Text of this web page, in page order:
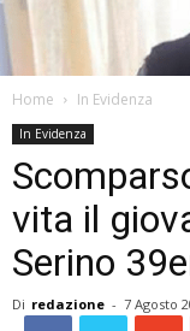
Home In Evidenza
In Evidenza
vita il
Serino
Di redazione - 7 Agosto